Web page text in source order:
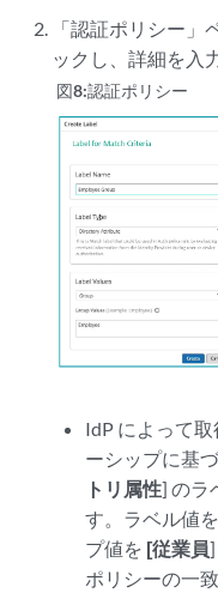
「認証ポリシー」
ックし、詳細を入
図8:認証ポリシー
IdP によって
ーシップに基
トリ属性] のラ
す。ラベル値を
プ値を [従業員
ポリシーの一